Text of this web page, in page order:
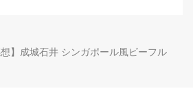
想】成城石井 シンガポール風ビーフル